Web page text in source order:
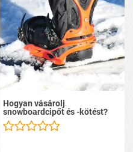
Hogyan vásárolj
snowboardcipőt és -kötést?